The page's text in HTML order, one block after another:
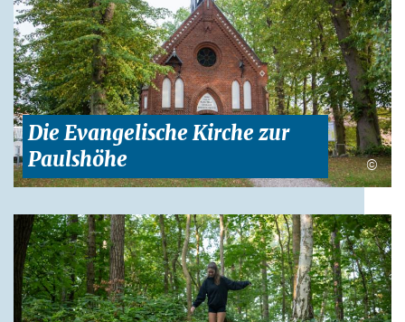
Die Evangelische Kirche zur
Paulshöhe
©